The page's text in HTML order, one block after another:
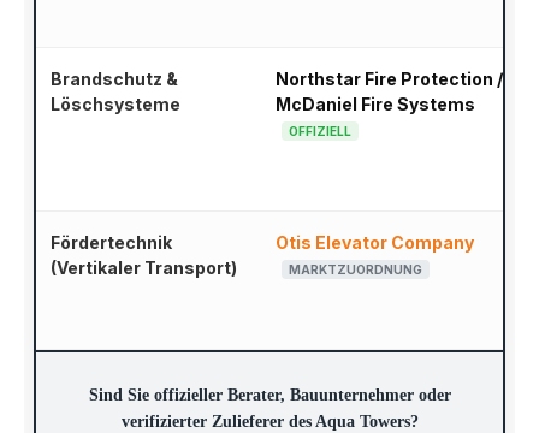
Brandschutz &
Löschsysteme
Northstar Fire Protection /
McDaniel Fire Systems
OFFIZIELL
Fördertechnik
(Vertikaler Transport)
Otis Elevator Company
MARKTZUORDNUNG
Sind Sie offizieller Berater, Bauunternehmer oder
verifizierter Zulieferer des Aqua Towers?